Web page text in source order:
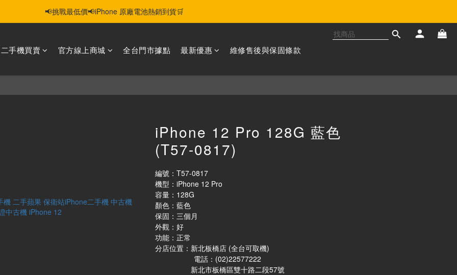
智慧購機，輕鬆省❣️二手機📱線上商城❣️
📢挑戰最低價📢iPhone 原廠電池熱銷到貨🛒
手機買賣 官方線上商城 全台門市據點 最新優惠 維修售後與保固條款
iPhone 12 Pro 128G 藍色
(T57-0817)
編號：T57-0817
機型：iPhone 12 Pro
容量：128G
顏色：藍色
保固：三個月
外觀：好
功能：正常
分店位置：新北板橋店 (全台可取機)
                   電話：(02)22577222
新北市板橋區雙十路二段57號
立即購買